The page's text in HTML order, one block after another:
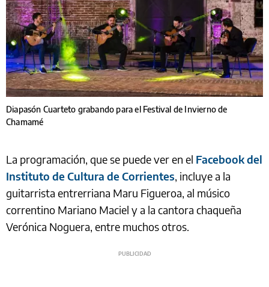
Diapasón Cuarteto grabando para el Festival de Invierno de
Chamamé
La programación, que se puede ver en el Facebook del
Instituto de Cultura de Corrientes, incluye a la
guitarrista entrerriana Maru Figueroa, al músico
correntino Mariano Maciel y a la cantora chaqueña
Verónica Noguera, entre muchos otros.